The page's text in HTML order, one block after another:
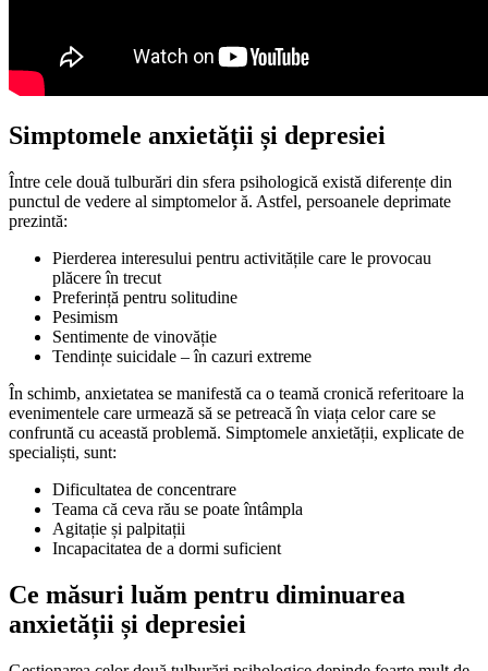
Simptomele anxietății și depresiei
Între cele două tulburări din sfera psihologică există diferențe din
punctul de vedere al simptomelor ă. Astfel, persoanele deprimate
prezintă:
Pierderea interesului pentru activitățile care le provocau
plăcere în trecut
Preferință pentru solitudine
Pesimism
Sentimente de vinovăție
Tendințe suicidale – în cazuri extreme
În schimb, anxietatea se manifestă ca o teamă cronică referitoare la
evenimentele care urmează să se petreacă în viața celor care se
confruntă cu această problemă. Simptomele anxietății, explicate de
specialiști, sunt:
Dificultatea de concentrare
Teama că ceva rău se poate întâmpla
Agitație și palpitații
Incapacitatea de a dormi suficient
Ce măsuri luăm pentru diminuarea
anxietății și depresiei